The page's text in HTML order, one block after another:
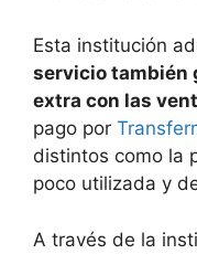
Esta institución
servicio también
extra con las
pago por
distintos como la
poco utilizada y
A través de la